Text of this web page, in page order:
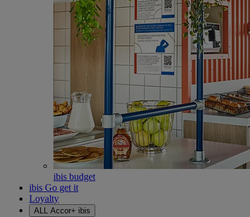
ibis budget
ibis Go get it
Loyalty
ALL Accor+ ibis